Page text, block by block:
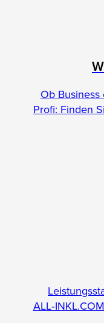
Ob
Profi: Finden